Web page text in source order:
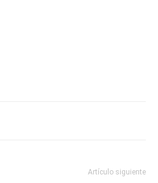
Artículo siguiente